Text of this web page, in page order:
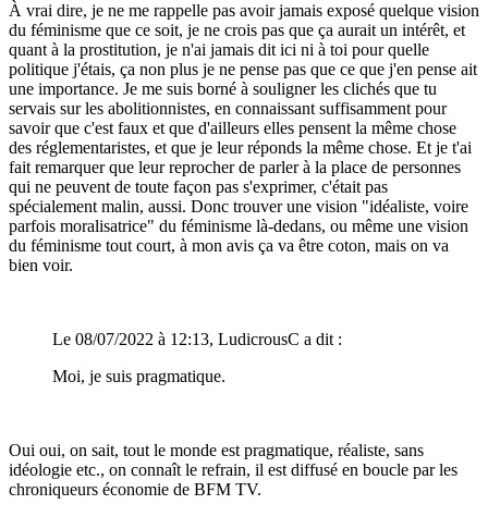
À vrai dire, je ne me rappelle pas avoir jamais exposé quelque vision
du féminisme que ce soit, je ne crois pas que ça aurait un intérêt, et
quant à la prostitution, je n'ai jamais dit ici ni à toi pour quelle
politique j'étais, ça non plus je ne pense pas que ce que j'en pense ait
une importance. Je me suis borné à souligner les clichés que tu
servais sur les abolitionnistes, en connaissant suffisamment pour
savoir que c'est faux et que d'ailleurs elles pensent la même chose
des réglementaristes, et que je leur réponds la même chose. Et je t'ai
fait remarquer que leur reprocher de parler à la place de personnes
qui ne peuvent de toute façon pas s'exprimer, c'était pas
spécialement malin, aussi. Donc trouver une vision "idéaliste, voire
parfois moralisatrice" du féminisme là-dedans, ou même une vision
du féminisme tout court, à mon avis ça va être coton, mais on va
bien voir.
Le 08/07/2022 à 12:13, LudicrousC a dit :
Moi, je suis pragmatique.
Oui oui, on sait, tout le monde est pragmatique, réaliste, sans
idéologie etc., on connaît le refrain, il est diffusé en boucle par les
chroniqueurs économie de BFM TV.